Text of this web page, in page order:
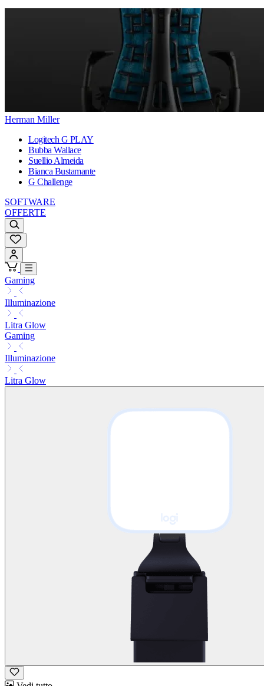
Herman Miller
Logitech G PLAY
Bubba Wallace
Suellio Almeida
Bianca Bustamante
G Challenge
SOFTWARE
OFFERTE
Gaming
Illuminazione
Litra Glow
Gaming
Illuminazione
Litra Glow